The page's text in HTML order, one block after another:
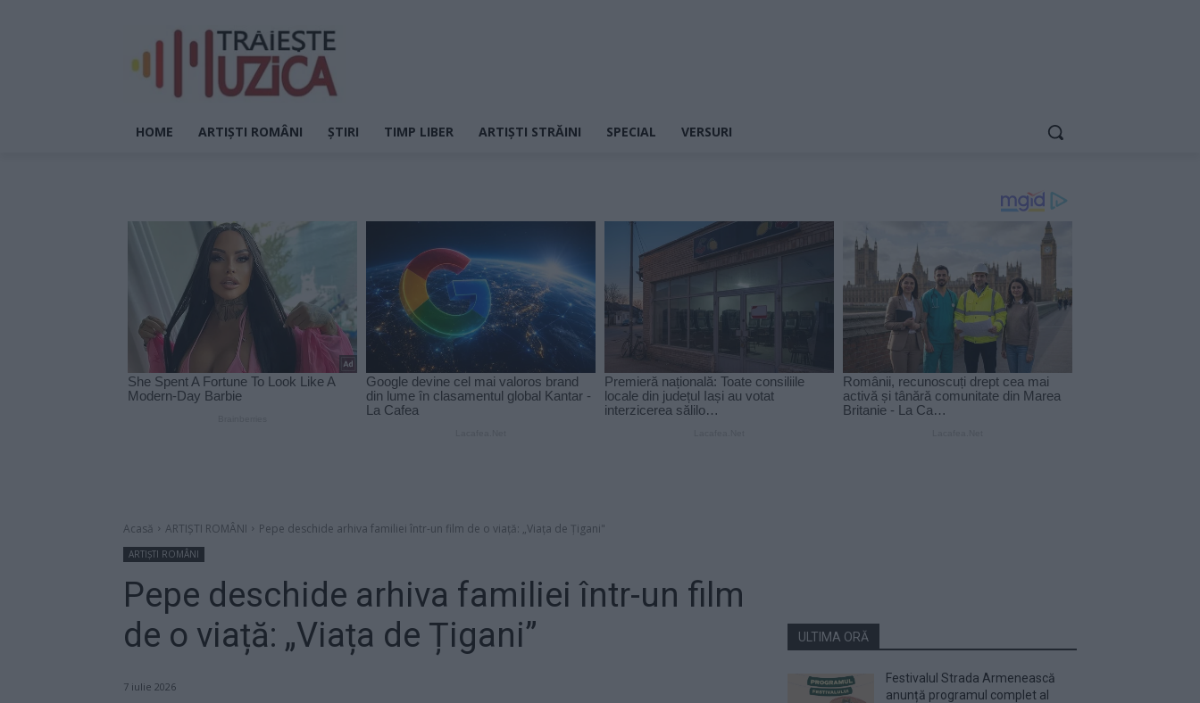
HOME ARTIȘTI ROMÂNI ȘTIRI TIMP LIBER ARTIȘTI STRĂINI SPECIAL VERSURI
Acasă ARTIȘTI ROMÂNI Pepe deschide arhiva familiei într-un film de o viață: „Viața de Țigani"
ARTIȘTI ROMÂNI
Pepe deschide arhiva familiei într-un film
de o viață: „Viața de Țigani”
7 iulie 2026
ULTIMA ORĂ
Festivalul Strada Armenească
anunță programul complet al